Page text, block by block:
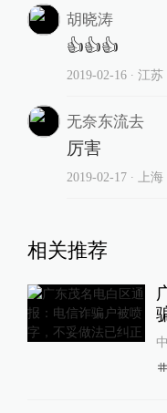
胡晓涛
👍👍👍
2019-02-16∙ 江苏
无奈东流去
厉害
2019-02-17∙ 上海
相关推荐